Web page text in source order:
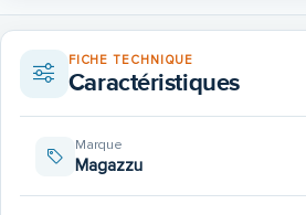
FICHE TECHNIQUE
Caractéristiques
Marque
Magazzu